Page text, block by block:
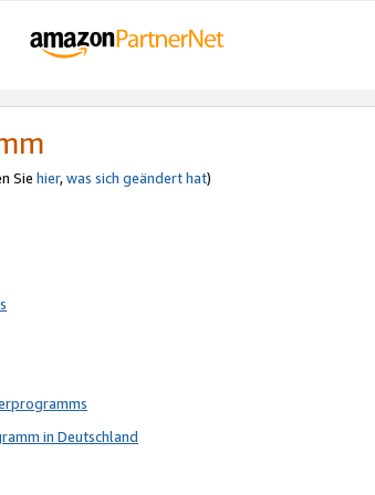
Sie hier,was sich geändert hat)
in Deutschland